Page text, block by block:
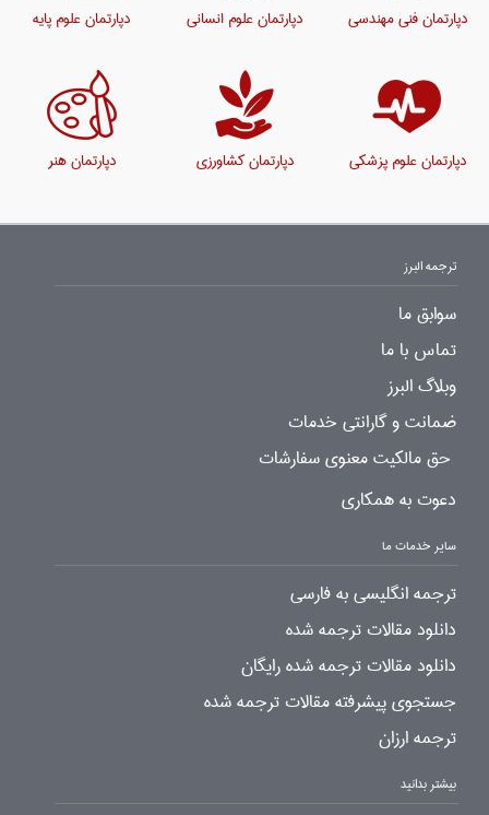
دپارتمان فنی مهندسی دپارتمان علوم انسانی دپارتمان علوم پایه
دپارتمان علوم پزشکی دپارتمان کشاورزی دپارتمان هنر
ترجمه البرز
سوابق ما
تماس با ما
وبلاگ البرز
ضمانت و گارانتی خدمات
حق مالکیت معنوی سفارشات
دعوت به همکاری
سایر خدمات ما
ترجمه انگلیسی به فارسی
دانلود مقالات ترجمه شده
دانلود مقالات ترجمه شده رایگان
جستجوی پیشرفته مقالات ترجمه شده
ترجمه ارزان
بیشتر بدانید